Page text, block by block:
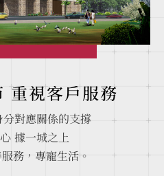
重視客戶服務
對應關係的支撐
據一城之上
務，專寵生活。